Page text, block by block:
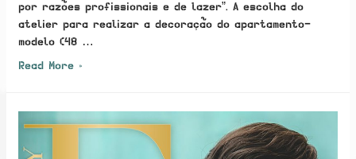
por razões profissionais e de lazer”. A escolha do
atelier para realizar a decoração do apartamento-
modelo (48 …
266
ELEGÂNCIA
Read More »